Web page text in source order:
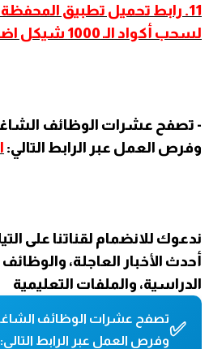
لسحب أكواد الـ 1000 شيكل اضغط هنا
- تصفح عشرات الوظائف
وفرص العمل عبر الرابط التالي:
ندعوك للانضمام لقناتنا على
أحدث الأخبار العاجلة،
الدراسية، والملفات التعليمية
✅تصفح عشرات الوظائف
وفرص العمل عبر الرابط التالي: